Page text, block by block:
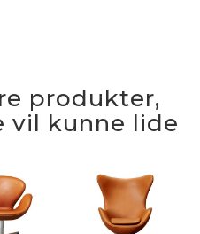
produkter,
vil kunne lide